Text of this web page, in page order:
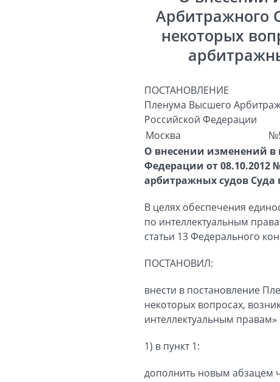
Арбитражного
некоторых
ПОСТАНОВЛЕНИЕ
Пленума Высшего
Российской Федерации
Москва
О внесении изменений в
Федерации от 08.10.2012
арбитражных судов
В целях обеспечения
по интеллектуальным
статьи 13 Федерального
ПОСТАНОВИЛ:
внести в постановление
некоторых вопросах,
интеллектуальным
1) в пункт 1:
дополнить новым абзацем